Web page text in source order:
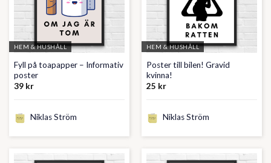
HEM & HUSHÅLL
Fyll på toapapper – Informativ
poster
39 kr
Niklas Ström
HEM & HUSHÅLL
Poster till bilen! Gravid
kvinna!
25 kr
Niklas Ström